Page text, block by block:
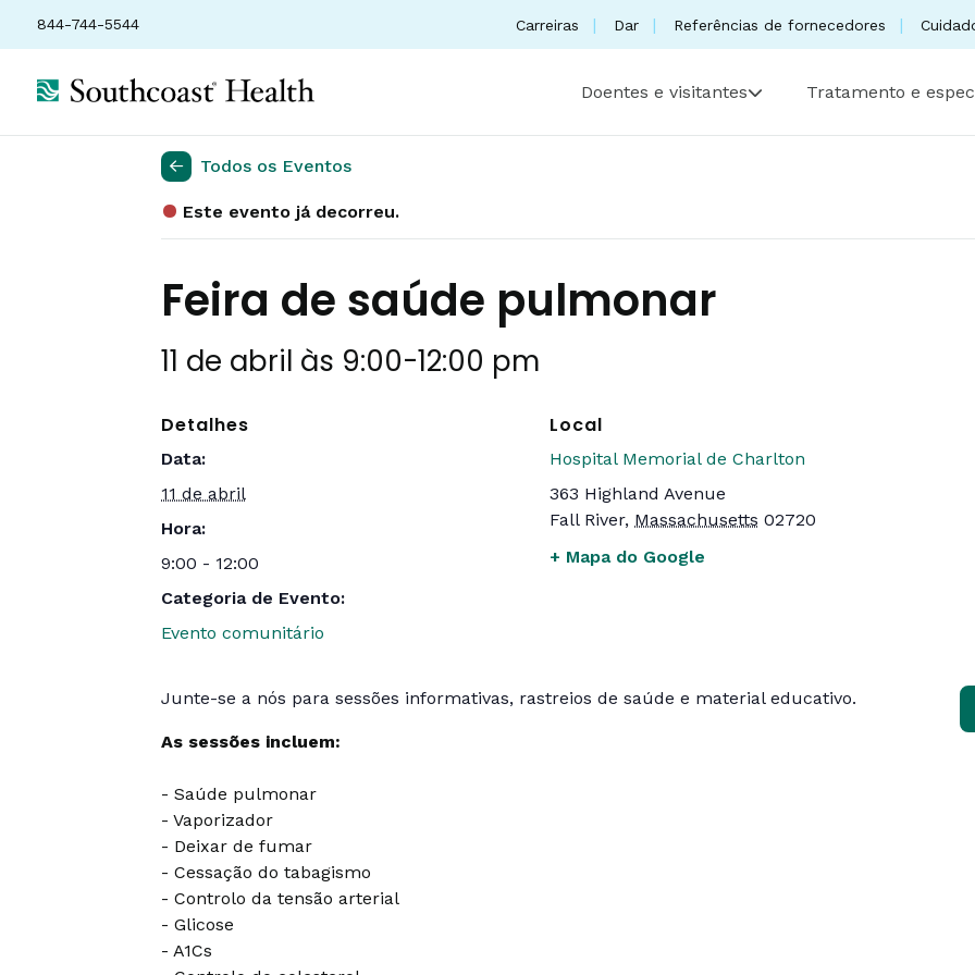
844-744-5544 Carreiras Dar Referências de fornecedores
Doentes e visitantes Tratamento e
Todos os Eventos
Este evento já decorreu.
Feira de saúde pulmonar
11 de abril às 9:00-12:00 pm
Detalhes
Data:
11 de abril
Hora:
9:00 - 12:00
Categoria de Evento:
Evento comunitário
Local
Hospital Memorial de Charlton
363 Highland Avenue
Fall River, Massachusetts 02720
+ Mapa do Google
Junte-se a nós para sessões informativas, rastreios de saúde e material educativo.
As sessões incluem:
- Saúde pulmonar
- Vaporizador
- Deixar de fumar
- Cessação do tabagismo
- Controlo da tensão arterial
- Glicose
- A1Cs